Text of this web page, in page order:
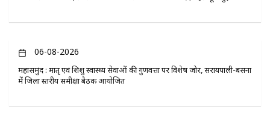
06-08-2026
महासमुंद : मातृ एवं शिशु स्वास्थ्य सेवाओं की गुणवत्ता पर विशेष जोर, सरायपाली-बसना
में जिला स्तरीय समीक्षा बैठक आयोजित